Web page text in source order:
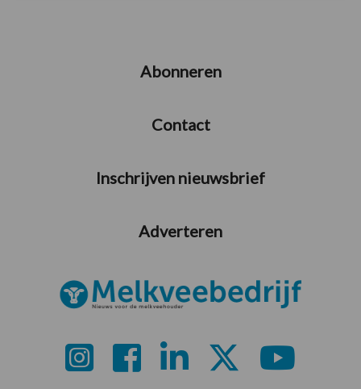
Abonneren
Contact
Inschrijven nieuwsbrief
Adverteren